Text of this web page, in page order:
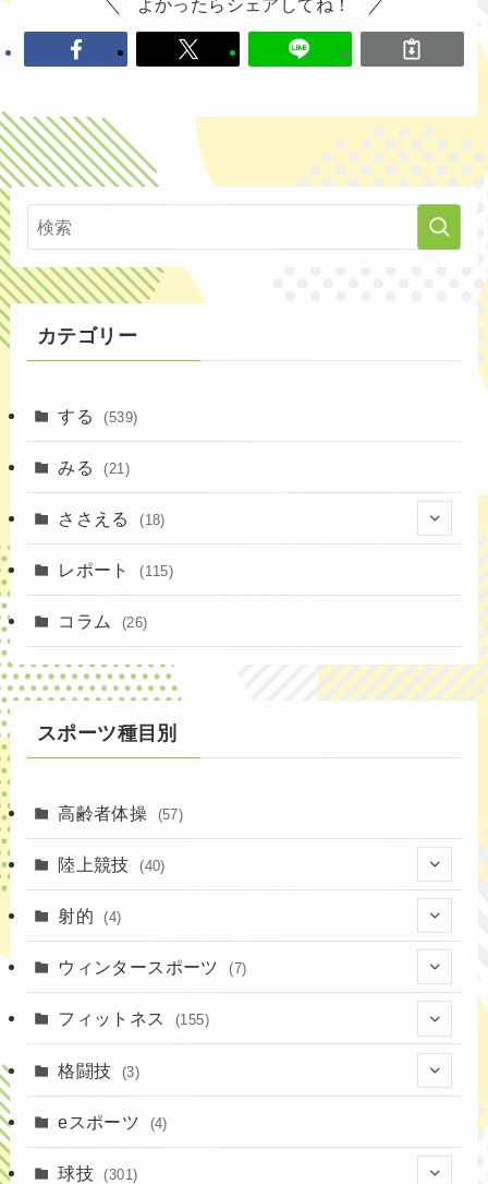
よかったらシェアしてね！
カテゴリー
する (539)
みる (21)
ささえる (18)
(4)
(1)
(3)
レポート (115)
コラム (26)
スポーツ種目別
高齢者体操 (57)
陸上競技 (40)
(2)
射的 (4)
(4)
ウィンタースポーツ (7)
(7)
フィットネス (155)
(16)
格闘技 (3)
(3)
eスポーツ (4)
球技 (301)